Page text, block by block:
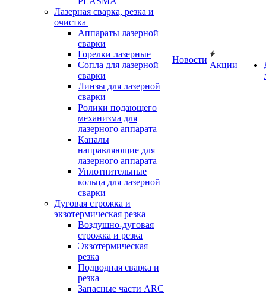
Лазерная сварка, резка и
очистка
Аппараты лазерной
сварки
Горелки лазерные
Сопла для лазерной
сварки
Линзы для лазерной
сварки
Ролики подающего
механизма для
лазерного аппарата
Каналы
направляющие для
лазерного аппарата
Уплотнительные
кольца для лазерной
сварки
Дуговая строжка и
экзотермическая резка
Воздушно-дуговая
строжка и резка
Экзотермическая
резка
Подводная сварка и
резка
Запасные части ARC
Новости
Акции